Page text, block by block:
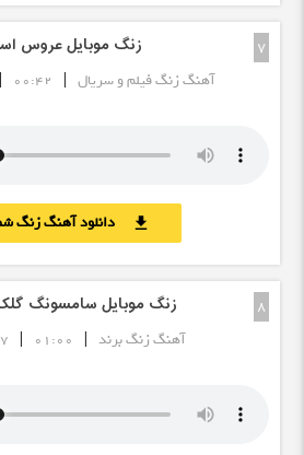
7 زنگ موبایل عروس
آهنگ زنگ فیلم و سریال |
00:42
|
download دانلود آهنگ زنگ
8 زنگ موبایل سامسونگ
آهنگ زنگ برند |
01:00
|